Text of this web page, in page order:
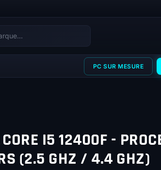
PC SUR MESURE
I5 12400F -
(2.5 GHZ / 4.4 GHZ)